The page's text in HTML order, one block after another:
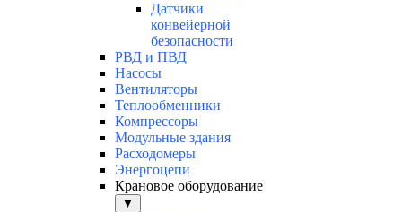
Датчики
конвейерной
безопасности
РВД и ПВД
Насосы
Вентиляторы
Теплообменники
Компрессоры
Модульные здания
Расходомеры
Энергоцепи
Крановое оборудование
▼